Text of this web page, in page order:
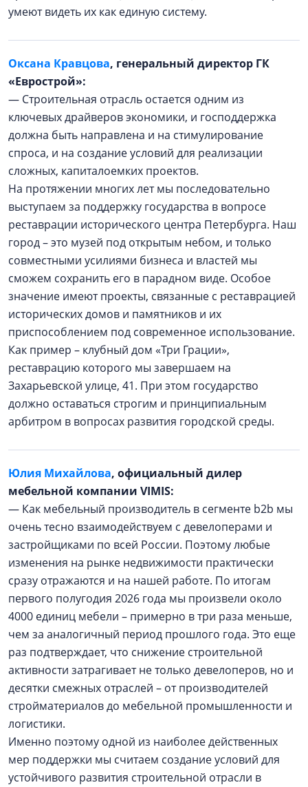
умеют видеть их как единую систему.
Оксана Кравцова, генеральный директор ГК
«Еврострой»:
— Строительная отрасль остается одним из
ключевых драйверов экономики, и господдержка
должна быть направлена и на стимулирование
спроса, и на создание условий для реализации
сложных, капиталоемких проектов.
На протяжении многих лет мы последовательно
выступаем за поддержку государства в вопросе
реставрации исторического центра Петербурга. Наш
город – это музей под открытым небом, и только
совместными усилиями бизнеса и властей мы
сможем сохранить его в парадном виде. Особое
значение имеют проекты, связанные с реставрацией
исторических домов и памятников и их
приспособлением под современное использование.
Как пример – клубный дом «Три Грации»,
реставрацию которого мы завершаем на
Захарьевской улице, 41. При этом государство
должно оставаться строгим и принципиальным
арбитром в вопросах развития городской среды.
Юлия Михайлова, официальный дилер
мебельной компании VIMIS:
— Как мебельный производитель в сегменте b2b мы
очень тесно взаимодействуем с девелоперами и
застройщиками по всей России. Поэтому любые
изменения на рынке недвижимости практически
сразу отражаются и на нашей работе. По итогам
первого полугодия 2026 года мы произвели около
4000 единиц мебели – примерно в три раза меньше,
чем за аналогичный период прошлого года. Это еще
раз подтверждает, что снижение строительной
активности затрагивает не только девелоперов, но и
десятки смежных отраслей – от производителей
стройматериалов до мебельной промышленности и
логистики.
Именно поэтому одной из наиболее действенных
мер поддержки мы считаем создание условий для
устойчивого развития строительной отрасли в